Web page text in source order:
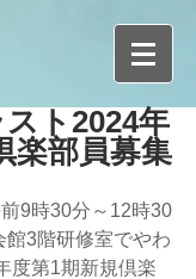
ト2024年
楽部員募集
9時30分～12時30
3階研修室でやわ
度第1期新規倶楽